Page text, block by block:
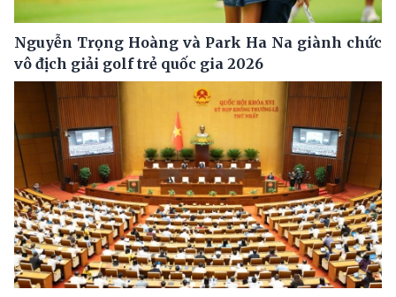
Nguyễn Trọng Hoàng và Park Ha Na giành chức
vô địch giải golf trẻ quốc gia 2026